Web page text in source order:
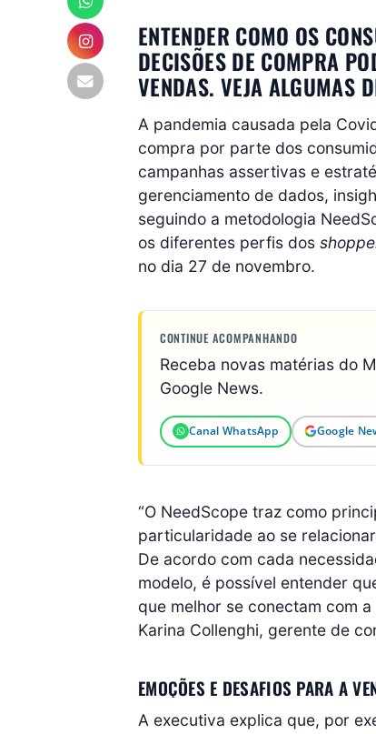
ENTENDER COMO OS
DECISÕES DE COMPRA
VENDAS. VEJA ALGUMAS
A pandemia causada pela
compra por parte dos
campanhas assertivas e
gerenciamento de dados,
seguindo a metodologia
os diferentes perfis dos
no dia 27 de novembro.
CONTINUE ACOMPANHANDO
Receba novas matérias do
Google News.
Canal WhatsApp Google
“O NeedScope traz como
particularidade ao se
De acordo com cada
modelo, é possível entender
que melhor se conectam com
Karina Collenghi, gerente de
EMOÇÕES E DESAFIOS PARA A
A executiva explica que, por